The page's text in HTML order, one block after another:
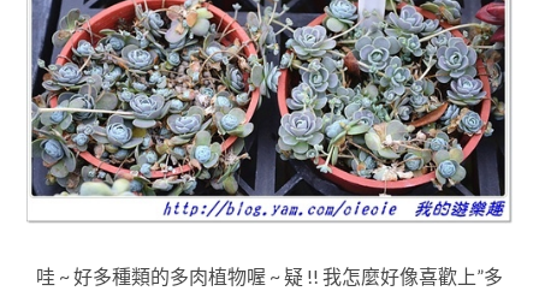
哇 ~ 好多種類的多肉植物喔 ~ 疑 !! 我怎麼好像喜歡上”多